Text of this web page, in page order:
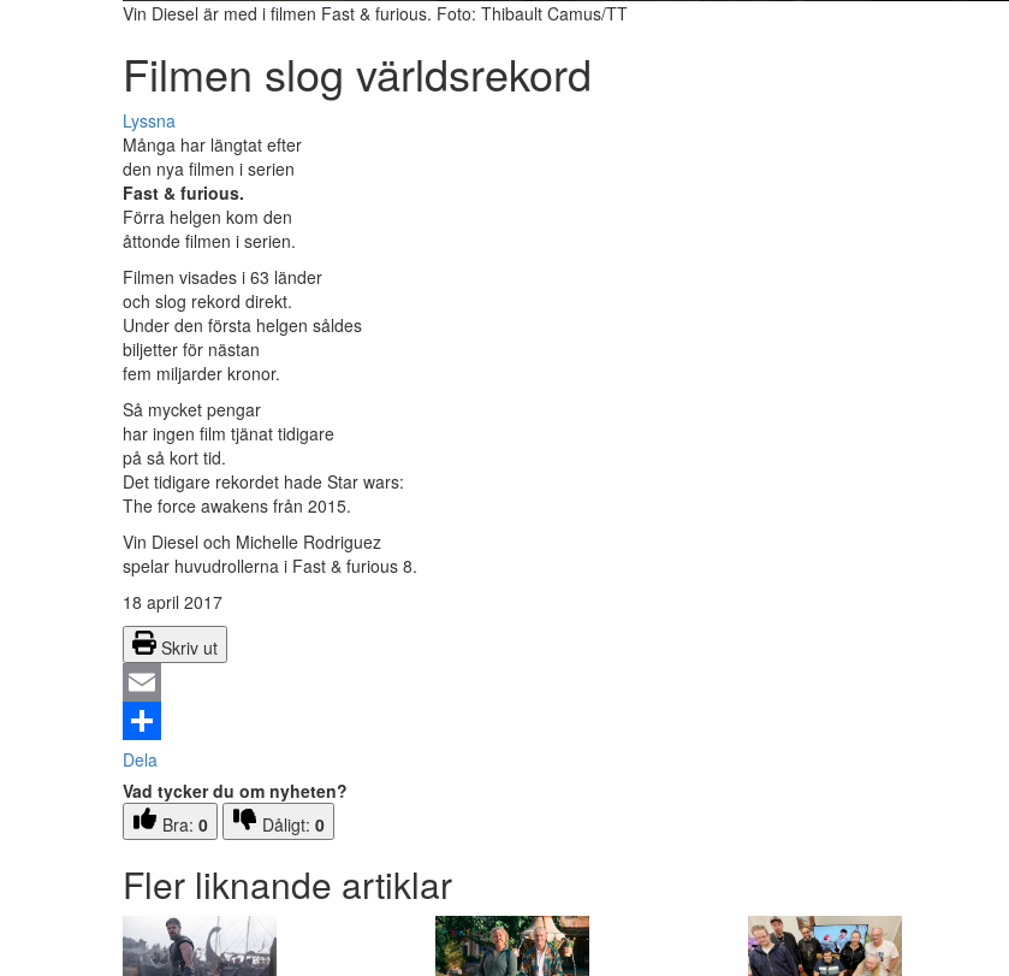
Vin Diesel är med i filmen Fast & furious. Foto: Thibault Camus/TT
Filmen slog världsrekord
Lyssna
Många har längtat efter
den nya filmen i serien
Fast & furious.
Förra helgen kom den
åttonde filmen i serien.
Filmen visades i 63 länder
och slog rekord direkt.
Under den första helgen såldes
biljetter för nästan
fem miljarder kronor.
Så mycket pengar
har ingen film tjänat tidigare
på så kort tid.
Det tidigare rekordet hade Star wars:
The force awakens från 2015.
Vin Diesel och Michelle Rodriguez
spelar huvudrollerna i Fast & furious 8.
18 april 2017
Skriv ut
Email
Dela
Vad tycker du om nyheten?
Bra: 0 Dåligt: 0
Fler liknande artiklar